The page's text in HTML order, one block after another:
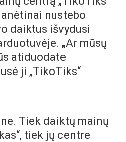
nustebo
daiktus išvydusi
„Ar mūsų
atiduodate
ji „TikoTiks“
Tiek daiktų mainų
tiek jų centre